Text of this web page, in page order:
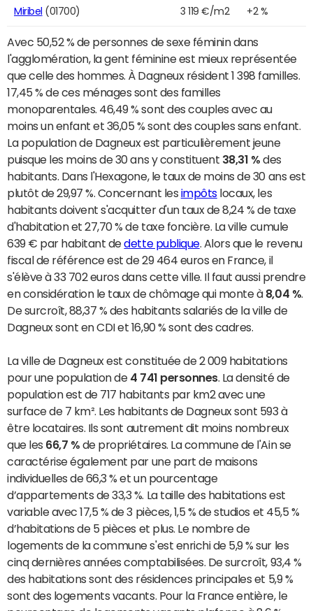
Miribel (01700) 3 119 €/m2 +2 %
Avec 50,52 % de personnes de sexe féminin dans
l'agglomération, la gent féminine est mieux représentée
que celle des hommes. À Dagneux résident 1 398 familles.
17,45 % de ces ménages sont des familles
monoparentales. 46,49 % sont des couples avec au
moins un enfant et 36,05 % sont des couples sans enfant.
La population de Dagneux est particulièrement jeune
puisque les moins de 30 ans y constituent 38,31 % des
habitants. Dans l'Hexagone, le taux de moins de 30 ans est
plutôt de 29,97 %. Concernant les impôtslocaux, les
habitants doivent s'acquitter d'un taux de 8,24 % de taxe
d'habitation et 27,70 % de taxe foncière. La ville cumule
639 € par habitant dedette publique. Alors que le revenu
fiscal de référence est de 29 464 euros en France, il
s'élève à 33 702 euros dans cette ville. Il faut aussi prendre
en considération le taux de chômage qui monte à 8,04 %
De surcroît, 88,37 % des habitants salariés de la ville de
Dagneux sont en CDI et 16,90 % sont des cadres.
La ville de Dagneux est constituée de 2 009 habitations
pour une population de 4 741 personnes. La densité de
population est de 717 habitants par km2 avec une
surface de 7 km². Les habitants de Dagneux sont 593 à
être locataires. Ils sont autrement dit moins nombreux
que les 66,7 % de propriétaires. La commune de l'Ain se
caractérise également par une part de maisons
individuelles de 66,3 % et un pourcentage
d’appartements de 33,3 %. La taille des habitations est
variable avec 17,5 % de 3 pièces, 1,5 % de studios et 45,5 %
d’habitations de 5 pièces et plus. Le nombre de
logements de la commune s'est enrichi de 5,9 % sur les
cinq dernières années comptabilisées. De surcroît, 93,4 %
des habitations sont des résidences principales et 5,9 %
sont des logements vacants. Pour la France entière, le